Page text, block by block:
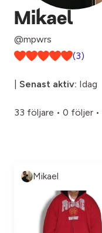
Mikael
@mpwrs
(3)
Senast aktiv: Idag
33 följare • 0 följer •
Mikael